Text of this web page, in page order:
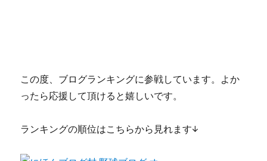
この度、ブログランキングに参戦しています。よか
ったら応援して頂けると嬉しいです。
ランキングの順位はこちらから見れます↓